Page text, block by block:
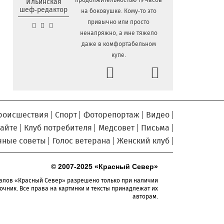
6.08.2026 16:20 Сельские труженики
Тотемского округа получат жилье с
правом выкупа за один процент
Детская футбольная секция
6.08.2026 14:31
Робот Макс на Госуслугах
поможет вологжанам оформить выплату
на первоклассника
подтвердила курс на полное
обеспечение лесовосстановления
семенным материалом
Ильинская
шеф-редактор
на боковушке. Кому-то это
привычно или просто
ненапряжно, а мне тяжело
даже в комфортабельном
купе.
Спорт Фоторепортаж
Видео
Клуб потребителя Медсовет
Письма
советы
Голос ветерана Женский клуб
© 2007-2025 «Красный Север»
«Красный Север» разрешено только при наличии
Все права на картинки и тексты принадлежат их
авторам.